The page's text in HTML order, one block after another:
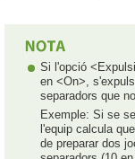
Si l'opció
en <On>,
separadors que
Exemple: Si se
l'equip calcula
de preparar dos